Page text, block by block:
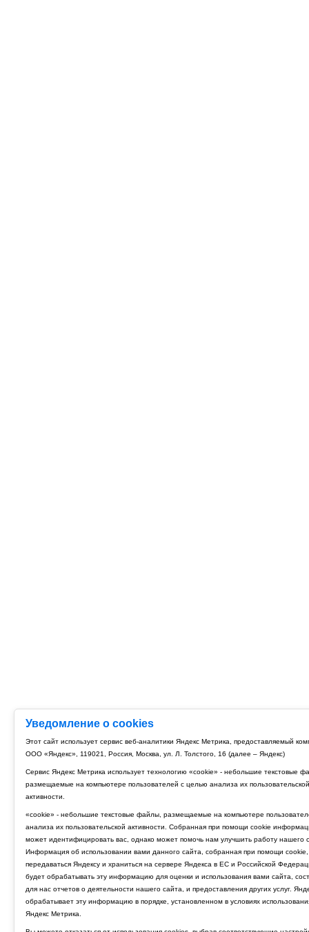
Уведомление о cookies
Этот сайт использует сервис веб-аналитики Яндекс Метрика, предоставляемый
ООО «Яндекс», 119021, Россия, Москва, ул. Л. Толстого, 16 (далее – Яндекс)
Сервис Яндекс Метрика использует технологию «cookie» - небольшие текстовые
размещаемые на компьютере пользователей с целью анализа их пользовательской
активности.
«cookie» - небольшие текстовые файлы, размещаемые на компьютере
анализа их пользовательской активности. Собранная при помощи cookie
может идентифицировать вас, однако может помочь нам улучшить работу нашего
Информация об использовании вами данного сайта, собранная при помощи cookie,
передаваться Яндексу и храниться на сервере Яндекса в ЕС и Российской
будет обрабатывать эту информацию для оценки и использования вами сайта,
для нас отчетов о деятельности нашего сайта, и предоставления других услуг.
обрабатывает эту информацию в порядке, установленном в условиях
Яндекс Метрика.